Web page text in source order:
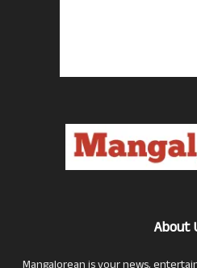
About